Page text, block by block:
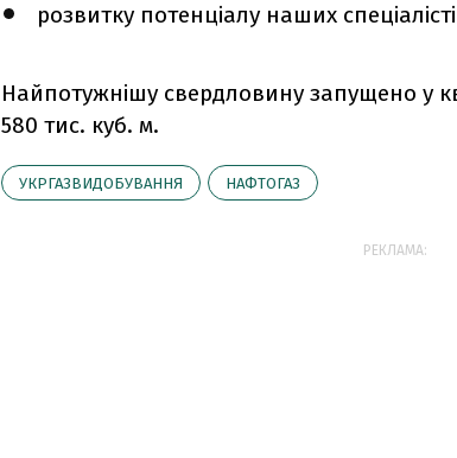
розвитку потенціалу наших
Найпотужнішу свердловину запущено у
580 тис. куб. м.
УКРГАЗВИДОБУВАННЯ НАФТОГАЗ
РЕКЛАМА: